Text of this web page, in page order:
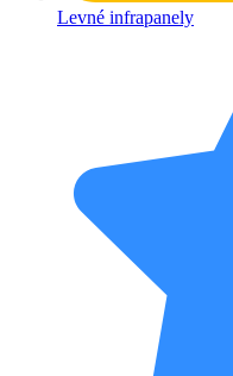
Levné infrapanely